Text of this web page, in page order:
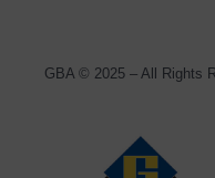
GBA © 2025 – All Rights